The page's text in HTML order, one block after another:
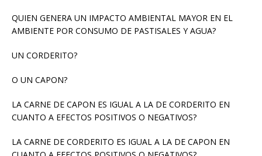
QUIEN GENERA UN IMPACTO AMBIENTAL MAYOR EN EL
AMBIENTE POR CONSUMO DE PASTISALES Y AGUA?
UN CORDERITO?
O UN CAPON?
LA CARNE DE CAPON ES IGUAL A LA DE CORDERITO EN
CUANTO A EFECTOS POSITIVOS O NEGATIVOS?
LA CARNE DE CORDERITO ES IGUAL A LA DE CAPON EN